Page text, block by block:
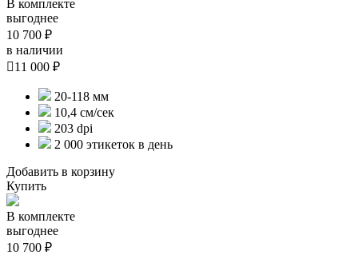
В комплекте
выгоднее
10 700 ₽
в наличии
11 000 ₽
20-118 мм
10,4 см/сек
203 dpi
2 000 этикеток в день
Добавить в корзину
Купить
В комплекте
выгоднее
10 700 ₽